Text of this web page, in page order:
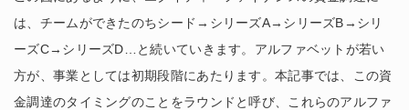
は、チームができたのちシード→シリーズA→シリーズB→シリ
ーズC→シリーズD…と続いていきます。アルファベットが若い
方が、事業としては初期段階にあたります。本記事では、この資
金調達のタイミングのことをラウンドと呼び、これらのアルファ